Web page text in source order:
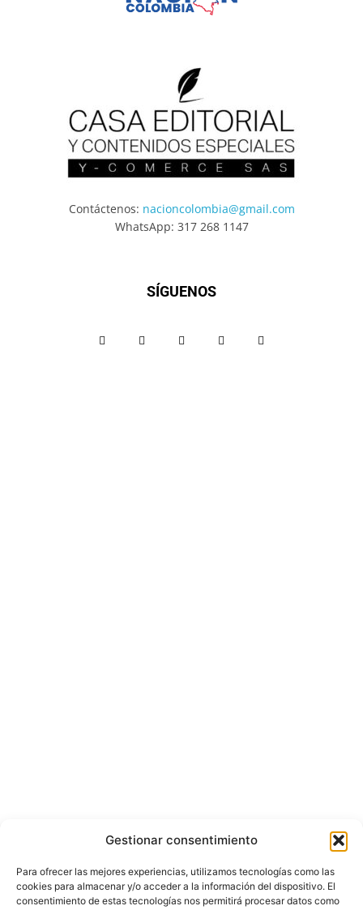
Gestionar consentimiento
Para ofrecer las mejores experiencias, utilizamos tecnologías como las
cookies para almacenar y/o acceder a la información del dispositivo. El
consentimiento de estas tecnologías nos permitirá procesar datos como
Contáctenos: nacioncolombia@gmail.com
WhatsApp: 317 268 1147
SÍGUENOS